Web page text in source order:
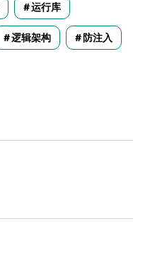
运行库
逻辑架构 防注入